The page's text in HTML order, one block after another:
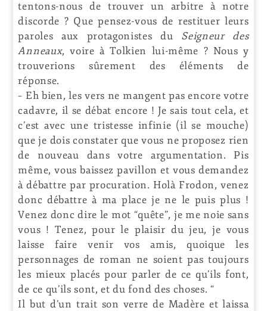
tentons-nous de trouver un arbitre à notre
discorde ? Que pensez-vous de restituer leurs
paroles aux protagonistes du Seigneur
des
Anneaux, voire à Tolkien lui-même ? Nous y
trouverions sûrement des éléments de
réponse.
– Eh bien, les vers ne mangent pas encore votre
cadavre, il se débat encore ! Je sais tout cela, et
c’est avec une tristesse infinie (il se mouche)
que je dois constater que vous ne proposez rien
de nouveau dans votre argumentation. Pis
même, vous baissez pavillon et vous demandez
à débattre par procuration. Holà Frodon, venez
donc débattre à ma place je ne le puis plus !
Venez donc dire le mot “quête”, je me noie sans
vous ! Tenez, pour le plaisir du jeu, je vous
laisse faire venir vos amis, quoique les
personnages de roman ne soient pas toujours
les mieux placés pour parler de ce qu’ils font,
de ce qu’ils sont, et du fond des choses. “
Il but d’un trait son verre de Madère et laissa